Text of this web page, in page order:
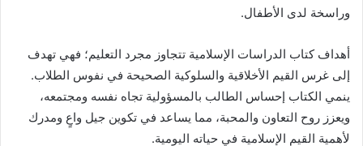
وراسخة لدى الأطفال.
أهداف كتاب الدراسات الإسلامية تتجاوز مجرد التعليم؛ فهي تهدف
إلى غرس القيم الأخلاقية والسلوكية الصحيحة في نفوس الطلاب.
ينمي الكتاب إحساس الطالب بالمسؤولية تجاه نفسه ومجتمعه،
ويعزز روح التعاون والمحبة، مما يساعد في تكوين جيل واعٍ ومدرك
لأهمية القيم الإسلامية في حياته اليومية.